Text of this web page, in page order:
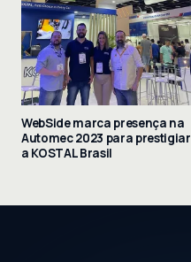
WebSide marca presença na
Automec 2023 para prestigiar
a KOSTAL Brasil